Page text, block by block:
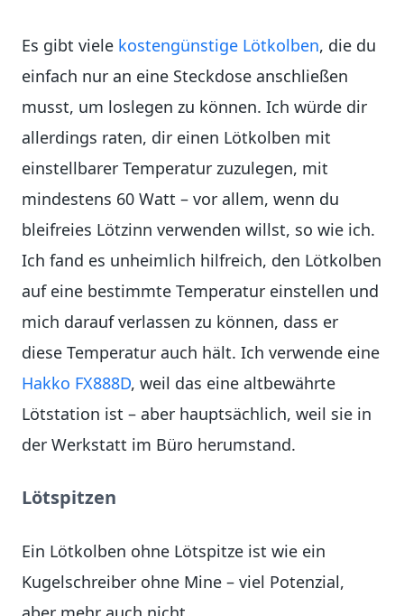
Es gibt viele kostengünstige Lötkolben, die du
einfach nur an eine Steckdose anschließen
musst, um loslegen zu können. Ich würde dir
allerdings raten, dir einen Lötkolben mit
einstellbarer Temperatur zuzulegen, mit
mindestens 60 Watt – vor allem, wenn du
bleifreies Lötzinn verwenden willst, so wie ich.
Ich fand es unheimlich hilfreich, den Lötkolben
auf eine bestimmte Temperatur einstellen und
mich darauf verlassen zu können, dass er
diese Temperatur auch hält. Ich verwende eine
Hakko FX888D, weil das eine altbewährte
Lötstation ist – aber hauptsächlich, weil sie in
der Werkstatt im Büro herumstand.
Lötspitzen
Ein Lötkolben ohne Lötspitze ist wie ein
Kugelschreiber ohne Mine – viel Potenzial,